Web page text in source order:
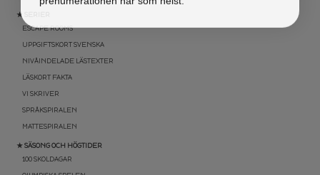
★ SERIER
ESCAPE ROOMS
UPPGIFTSKORT SVENSKA
NIVÅINDELADE LÄSTEXTER
LÄSKORT FAKTA
VI SKRIVER
SPRÅKSPIRALEN
MATTESPIRALEN
★ SÄSONG OCH HÖGTIDER
100 SKOLDAGAR